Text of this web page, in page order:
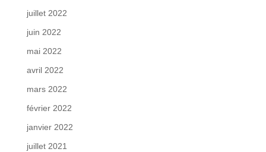
juillet 2022
juin 2022
mai 2022
avril 2022
mars 2022
février 2022
janvier 2022
juillet 2021